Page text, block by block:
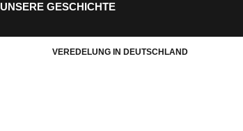
UNSERE GESCHICHTE
VEREDELUNG IN DEUTSCHLAND